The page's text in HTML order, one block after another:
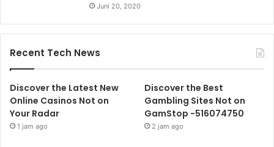
Juni 20, 2020
Recent Tech News
Discover the Latest New
Online Casinos Not on
Your Radar
1 jam ago
Discover the Best
Gambling Sites Not on
GamStop -516074750
2 jam ago